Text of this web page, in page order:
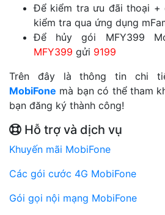
Để kiểm tra ưu đãi thoại +
kiểm tra qua ứng dụng
Để hủy gói MFY399
MFY399 gửi 9199
Trên đây là thông tin chi
MobiFone mà bạn có thể tham
bạn đăng ký thành công!
Hỗ trợ và dịch vụ
Khuyến mãi MobiFone
Các gói cước 4G MobiFone
Gói gọi nội mạng MobiFone